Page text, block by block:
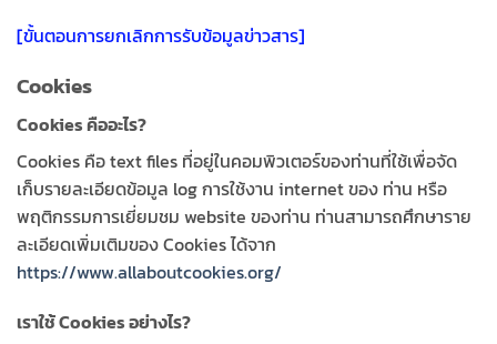
[ขั้นตอนการยกเลิกการรับข้อมูลข่าวสาร]
Cookies
Cookies คืออะไร?
Cookies คือ text files ที่อยู่ในคอมพิวเตอร์ของท่านที่ใช้เพื่อจัด
เก็บรายละเอียดข้อมูล log การใช้งาน internet ของ ท่าน หรือ
พฤติกรรมการเยี่ยมชม website ของท่าน ท่านสามารถศึกษาราย
ละเอียดเพิ่มเติมของ Cookies ได้จาก
https://www.allaboutcookies.org/
เราใช้ Cookies อย่างไร?